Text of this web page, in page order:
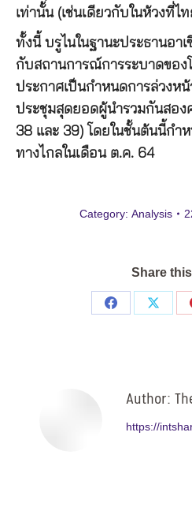
เท่านั้น (เช่นเดียวกับในห้วงที่ไ
ทั้งนี้ บรูไนในฐานะประธานอา
กับสถานการณ์การระบาดของโ
ประกาศเป็นกำหนดการล่วงหน้
ประชุมสุดยอดผู้นำรวมกันสอง
38 และ 39) โดยในชั้นต้นนี้กำ
ทางไกลในเดือน ต.ค. 64
Category: Analysis
Share
Share
Share
Author:
https://